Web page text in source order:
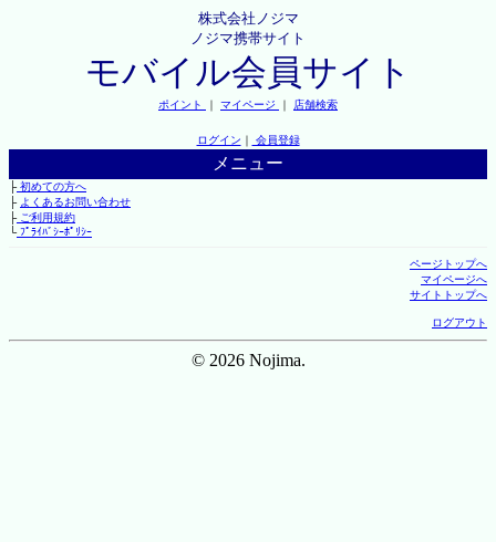
株式会社ノジマ
ノジマ携帯サイト
モバイル会員サイト
ポイント ｜ マイページ ｜ 店舗検索
ログイン ｜ 会員登録
メニュー
├初めての方へ
├ よくあるお問い合わせ
├ご利用規約
└ﾌﾟﾗｲﾊﾞｼｰﾎﾟﾘｼｰ
ページトップへ
マイページへ
サイトトップへ
ログアウト
© 2026 Nojima.